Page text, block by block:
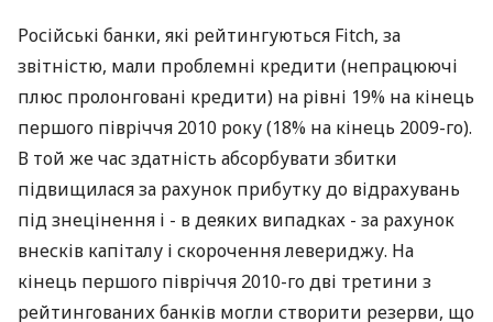
Російські банки, які рейтингуються Fitch, за
звітністю, мали проблемні кредити (непрацюючі
плюс пролонговані кредити) на рівні 19% на кінець
першого півріччя 2010 року (18% на кінець 2009-го).
В той же час здатність абсорбувати збитки
підвищилася за рахунок прибутку до відрахувань
під знецінення і - в деяких випадках - за рахунок
внесків капіталу і скорочення левериджу. На
кінець першого півріччя 2010-го дві третини з
рейтингованих банків могли створити резерви, що